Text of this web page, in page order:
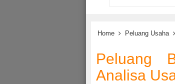
Home Peluang Usaha
Peluang
Analisa